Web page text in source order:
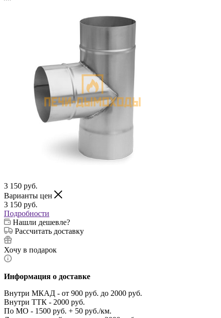
3 150 руб.
Варианты цен
3 150 руб.
Подробности
Нашли дешевле?
Рассчитать доставку
Хочу в подарок
Информация о доставке
Внутри МКАД - от 900 руб. до 2000 руб.
Внутри ТТК - 2000 руб.
По МО - 1500 руб. + 50 руб./км.